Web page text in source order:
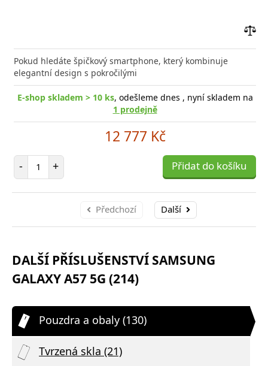
Pokud hledáte špičkový smartphone, který kombinuje
elegantní design s pokročilými
E-shop skladem > 10 ks, odešleme dnes , nyní skladem na
1 prodejně
12 777 Kč
- Počet položek
+ Přidat do košíku
Předchozí Další
DALŠÍ PŘÍSLUŠENSTVÍ SAMSUNG
GALAXY A57 5G (214)
Pouzdra a obaly (130)
Tvrzená skla (21)